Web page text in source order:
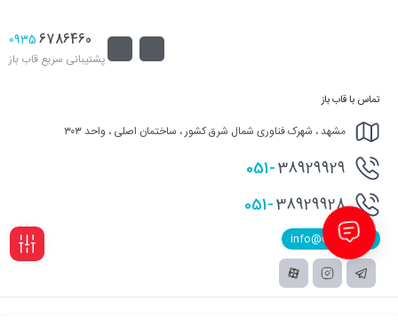
6786460
0935
پشتیبانی سریع قاب باز
تماس با قاب باز
مشهد ، شهرک فناوری شمال شرق کشور ، ساختمان اصلی ، واحد ۳۰۳
051-38929929
051-38929928
info@Qabbaz.ir